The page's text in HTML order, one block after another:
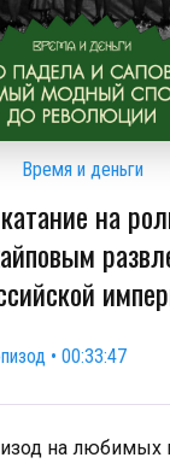
Время и деньги
на
• 00:33:47
на любимых